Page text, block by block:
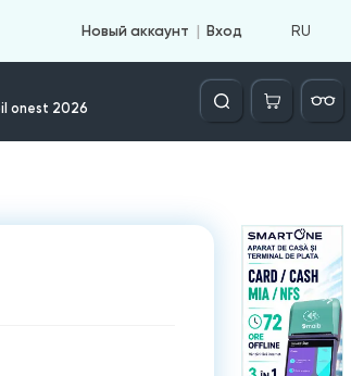
Новый аккаунт Вход RU
onest 2026
Căutare